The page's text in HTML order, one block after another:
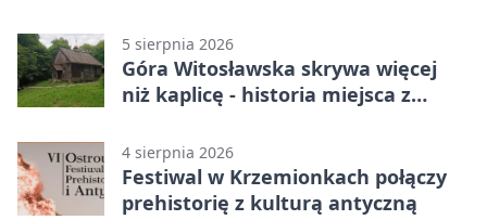
5 sierpnia 2026
Góra Witosławska skrywa więcej
niż kaplicę - historia miejsca z
4 sierpnia 2026
Festiwal w Krzemionkach połączy
prehistorię z kulturą antyczną